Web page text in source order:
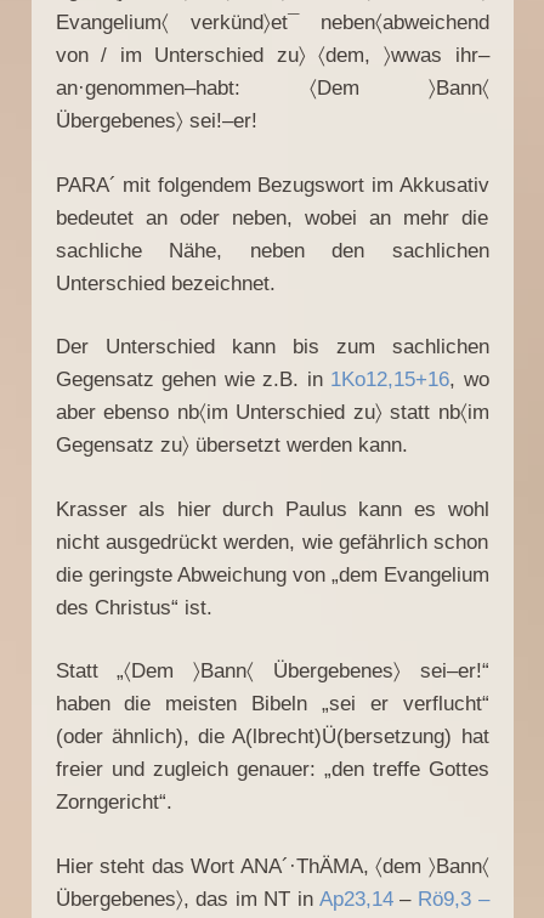
Evangelium〈 verkünd〉et¯ neben〈abweichend
von / im Unterschied zu〉 〈dem, 〉wwas ihr–
an·genommen–habt: 〈Dem 〉Bann〈
Übergebenes〉 sei!–er!
PARA´ mit folgendem Bezugswort im Akkusativ
bedeutet an oder neben, wobei an mehr die
sachliche Nähe, neben den sachlichen
Unterschied bezeichnet.
Der Unterschied kann bis zum sachlichen
Gegensatz gehen wie z.B. in 1Ko12,15+16, wo
aber ebenso nb〈im Unterschied zu〉 statt nb〈im
Gegensatz zu〉 übersetzt werden kann.
Krasser als hier durch Paulus kann es wohl
nicht ausgedrückt werden, wie gefährlich schon
die geringste Abweichung von „dem Evangelium
des Christus“ ist.
Statt „〈Dem 〉Bann〈 Übergebenes〉 sei–er!“
haben die meisten Bibeln „sei er verflucht“
(oder ähnlich), die A(lbrecht)Ü(bersetzung) hat
freier und zugleich genauer: „den treffe Gottes
Zorngericht“.
Hier steht das Wort ANA´·ThÄMA, 〈dem 〉Bann〈
Übergebenes〉, das im NT in Ap23,14– Rö9,3–